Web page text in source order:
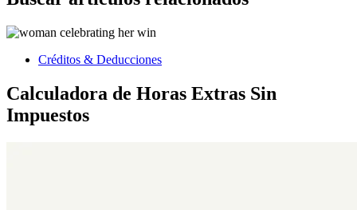
Créditos & Deducciones
Calculadora de Horas Extras Sin
Impuestos